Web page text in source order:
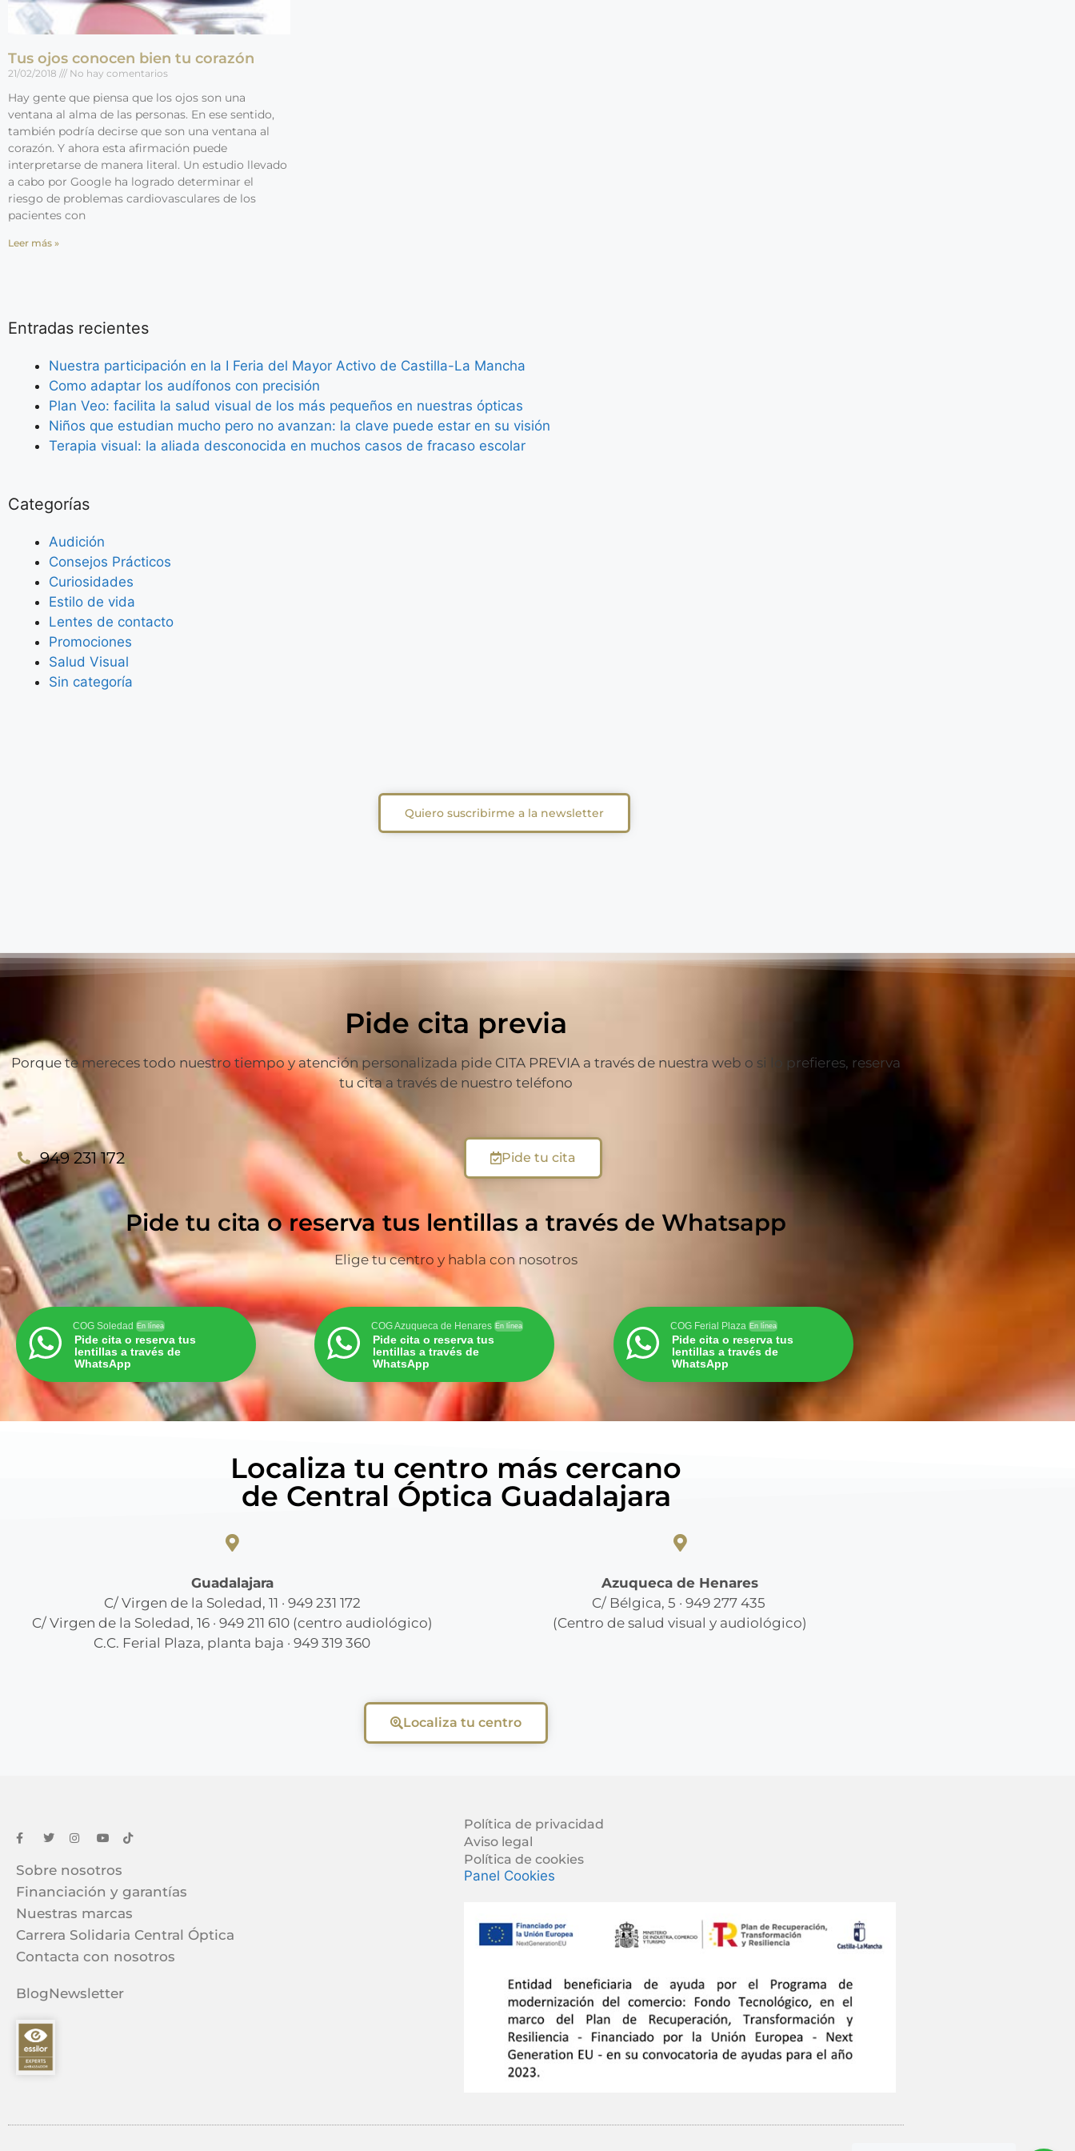
Tus ojos conocen bien tu corazón
21/02/2018 No hay comentarios
Hay gente que piensa que los ojos son una
ventana al alma de las personas. En ese sentido,
también podría decirse que son una ventana al
corazón. Y ahora esta afirmación puede
interpretarse de manera literal. Un estudio llevado
a cabo por Google ha logrado determinar el
riesgo de problemas cardiovasculares de los
pacientes con
Leer más »
Entradas recientes
Nuestra participación en la I Feria del Mayor Activo de Castilla-La Mancha
Como adaptar los audífonos con precisión
Plan Veo: facilita la salud visual de los más pequeños en nuestras ópticas
Niños que estudian mucho pero no avanzan: la clave puede estar en su visión
Terapia visual: la aliada desconocida en muchos casos de fracaso escolar
Categorías
Audición
Consejos Prácticos
Curiosidades
Estilo de vida
Lentes de contacto
Promociones
Salud Visual
Sin categoría
Quiero suscribirme a la newsletter
Pide cita previa
Porque te mereces todo nuestro tiempo y atención personalizada pide CITA PREVIA a través de nuestra web o si lo prefieres, reserva
tu cita a través de nuestro teléfono
949 231 172 Pide tu cita
Pide tu cita o reserva tus lentillas a través de Whatsapp
Elige tu centro y habla con nosotros
COG Soledad En línea
Pide cita o reserva tus
lentillas a través de
WhatsApp
COG Azuqueca de Henares En línea
Pide cita o reserva tus
lentillas a través de
WhatsApp
COG Ferial Plaza En línea
Pide cita o reserva tus
lentillas a través de
WhatsApp
Localiza tu centro más cercano
de Central Óptica Guadalajara
Guadalajara
C/ Virgen de la Soledad, 11 · 949 231 172
C/ Virgen de la Soledad, 16 · 949 211 610 (centro audiológico)
C.C. Ferial Plaza, planta baja · 949 319 360
Azuqueca de Henares
C/ Bélgica, 5 · 949 277 435
(Centro de salud visual y audiológico)
Localiza tu centro
Sobre nosotros
Financiación y garantías
Nuestras marcas
Carrera Solidaria Central Óptica
Contacta con nosotros
BlogNewsletter
Política de privacidad
Aviso legal
Política de cookies
Panel Cookies